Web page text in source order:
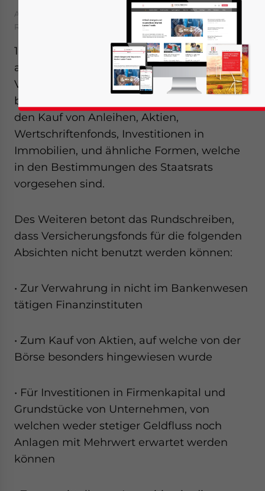
August 18, 2010
China Briefing
Reading Time:
17. August – Das Rundschreiben, welches
am 30. Juli publiziert wurde, gibt vor, dass
Versicherungsfonds nur folgendermaßen
benutzt werden dürfen: Für Bankguthaben,
den Kauf von Anleihen, Aktien,
Wertschriftenfonds, Investitionen in
Immobilien, und ähnliche Formen, welche
in den Bestimmungen des Staatsrats
vorgesehen sind.
Des Weiteren betont das Rundschreiben,
dass Versicherungsfonds für die folgenden
Absichten nicht benutzt werden können:
• Zur Verwahrung in nicht im Bankenwesen
tätigen Finanzinstituten
• Zum Kauf von Aktien, auf welche von der
Börse besonders hingewiesen wurde
• Für Investitionen in Firmenkapital und
Grundstücke von Unternehmen, von
welchen weder stetiger Geldfluss noch
Anlagen mit Mehrwert erwartet werden
können
Yes, I have read the Privacy Policy Statement for this website. Please
me business news and updates for Asia!
- case sensitive